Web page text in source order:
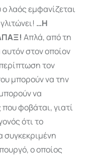
λαός εμφανίζεται
…Η
Απλά, από τη
στον οποίον
τον
μπορούν να την
να
φοβάται, γιατί
ότι το
συγκεκριμένη
ο οποίος